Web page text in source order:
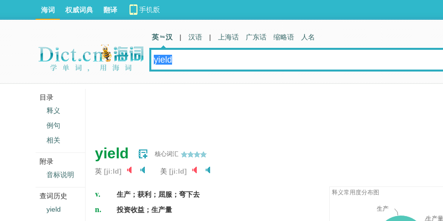
yield 核心词汇
英 [jiːld] 美 [jiːld]
v. 生产；获利；屈服；弯下去
n. 投资收益；生产量
释义常用度分布图
生产
生产量
海词 权威词典 翻译
英 汉 | 汉语 | 上海话 广东话 缩略语 人名
目录
释义
例句
相关
附录
音标说明
查词历史
yield